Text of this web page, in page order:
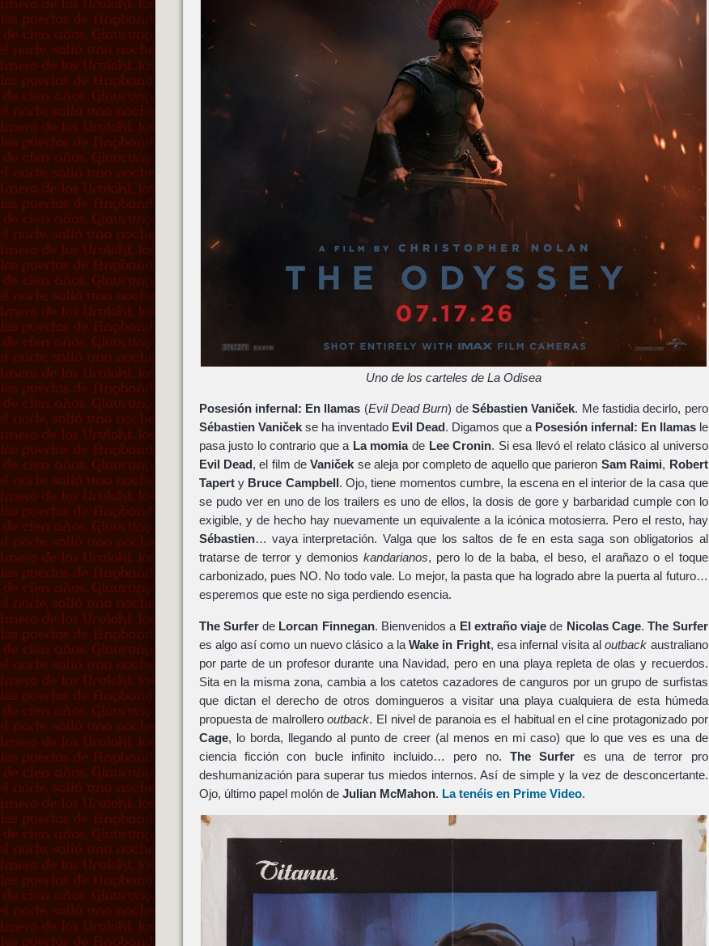
Uno de los carteles de La Odisea
Posesión infernal: En llamas (Evil Dead Burn) deSébastien Vaniček. Me fastidia decirlo, pero
Sébastien Vaničekse ha inventado Evil Dead. Digamos que a Posesión infernal: En llamasle
pasa justo lo contrario que a La momiade Lee Cronin. Si esa llevó el relato clásico al universo
Evil Dead, el film deVaniček se aleja por completo de aquello que parieron Sam Raimi, Robert
Taperty Bruce Campbell. Ojo, tiene momentos cumbre, la escena en el interior de la casa que
se pudo ver en uno de los trailers es uno de ellos, la dosis de gore y barbaridad cumple con lo
exigible, y de hecho hay nuevamente un equivalente a la icónica motosierra. Pero el resto, hay
Sébastien… vaya interpretación. Valga que los saltos de fe en esta saga son obligatorios al
tratarse de terror y demonios kandarianos, pero lo de la baba, el beso, el arañazo o el toque
carbonizado, pues NO. No todo vale. Lo mejor, la pasta que ha logrado abre la puerta al futuro…
esperemos que este no siga perdiendo esencia.
The Surferde Lorcan Finnegan. Bienvenidos a El extraño viaje de Nicolas Cage.The Surfer
es algo así como un nuevo clásico a laWake in Fright, esa infernal visita aloutback australiano
por parte de un profesor durante una Navidad, pero en una playa repleta de olas y recuerdos.
Sita en la misma zona, cambia a los catetos cazadores de canguros por un grupo de surfistas
que dictan el derecho de otros domingueros a visitar una playa cualquiera de esta húmeda
propuesta de malrollerooutback. El nivel de paranoia es el habitual en el cine protagonizado por
Cage, lo borda, llegando al punto de creer (al menos en mi caso) que lo que ves es una de
ciencia ficción con bucle infinito incluido… pero no. The Surfer es una de terror pro
deshumanización para superar tus miedos internos. Así de simple y la vez de desconcertante.
Ojo, último papel molón de Julian McMahon. La tenéis en Prime Video.